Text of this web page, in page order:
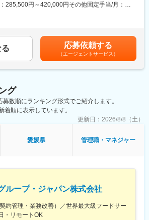
静岡駅、霞ケ浦駅、矢部駅、牛久保駅、八幡駅
、備前三門駅、足羽山公園口駅、西川田駅、宮
林駅(愛知県)、宇宿一丁目駅、柚須駅、弥生駅、
ひろせ野鳥の森駅、富士宮駅、野里駅、橋本駅
布駅、雀宮駅、昭島駅、下永谷駅、井の頭公園
塚駅、新居浜駅、南浦和駅、吉原本町駅、鴨宮
)、初富駅、螢田駅、朝霞台駅、赤坂駅(東京
寺駅、中百舌鳥駅、港南中央駅、笠寺駅、竹ノ
京急川崎駅、堅田駅、長浜駅、浅草駅(ＴＸ)、原木
谷駅、桃山南口駅、新大津駅、駒川中野駅、八
、海老名駅(相鉄・小田急)、乃木坂駅、青葉通一番
、川崎駅、田原町駅(東京都)、下総中山駅、石津
駅、六地蔵駅(京都市営)、海の公園南口駅、琴電
園駅、豊橋駅、茅場町駅、川越市駅、脇田駅、
駅
着でのイベントプロデュース、サービス企画、
といったホテル運営全般をご担当いただきま
下、アイデアを活かしてホテル運営を行い、地
プ：
るステップアップも可能です。
ゼネラルマネージャー、本社での運営部長、本
スピードはそれぞれ異なりますが、ミナシアで
：
史のなかで、地域に根差したホテル運営を行っ
関係を築き、行政や地元企業、生産者や酒蔵な
プランを販売したり、飲食事業でコラボレーシ
ざまなプロジェクトへの参加を積極的に行って
285,500円～420,000円その他固定手当/月：
域手当（規定による）、転勤手当（規定によ
でも目安の金額であり、選考を通じて上下する
。月給(月額)は固定手当を含めた表記です。
応募依頼する
（エージェントサービス）
グ
数順にランキング形式でご紹介します。
着順に表示しています。
更新日： 2026/8/8（土）
愛媛県 管理職・マネジャー
ループ・ジャパン株式会社
約管理・業務改善）／世界最大級フードサー
・リモートOK